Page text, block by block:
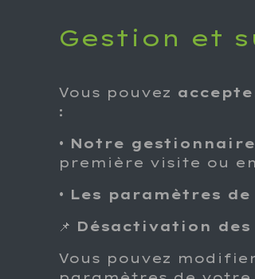
Gestion et
Vous pouvez
:
• Notre
première visite ou
• Les paramètres
📌 Désactivation
Vous pouvez